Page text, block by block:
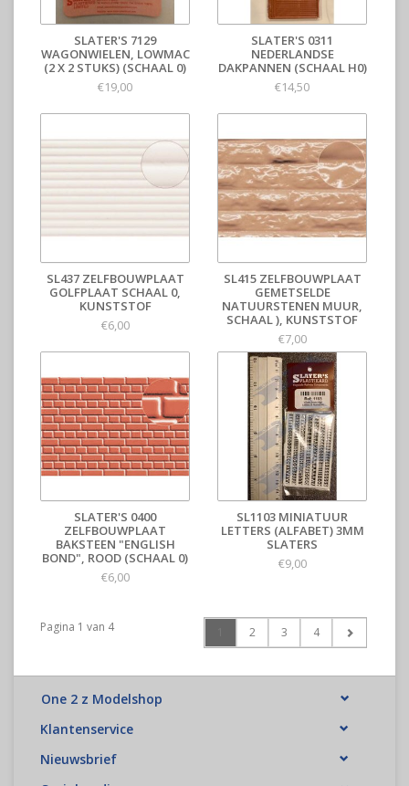
SLATER'S 7129
WAGONWIELEN, LOWMAC
(2 X 2 STUKS) (SCHAAL 0)
€19,00
SLATER'S 0311
NEDERLANDSE
DAKPANNEN (SCHAAL H0)
€14,50
SL437 ZELFBOUWPLAAT
GOLFPLAAT SCHAAL 0,
KUNSTSTOF
€6,00
SL415 ZELFBOUWPLAAT
GEMETSELDE
NATUURSTENEN MUUR,
SCHAAL ), KUNSTSTOF
€7,00
SLATER'S 0400
ZELFBOUWPLAAT
BAKSTEEN "ENGLISH
BOND", ROOD (SCHAAL 0)
€6,00
SL1103 MINIATUUR
LETTERS (ALFABET) 3MM
SLATERS
€9,00
Pagina 1 van 4 2 3 4
One 2 z Modelshop
Klantenservice
Nieuwsbrief